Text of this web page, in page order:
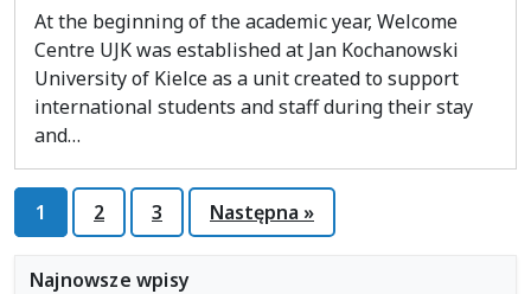
At the beginning of the academic year, Welcome
Centre UJK was established at Jan Kochanowski
University of Kielce as a unit created to support
international students and staff during their stay
and…
Stronicowanie
wpisów
1 2 3 Następna »
Najnowsze wpisy